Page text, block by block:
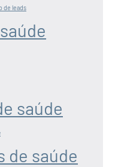
de leads
saúde
de saúde